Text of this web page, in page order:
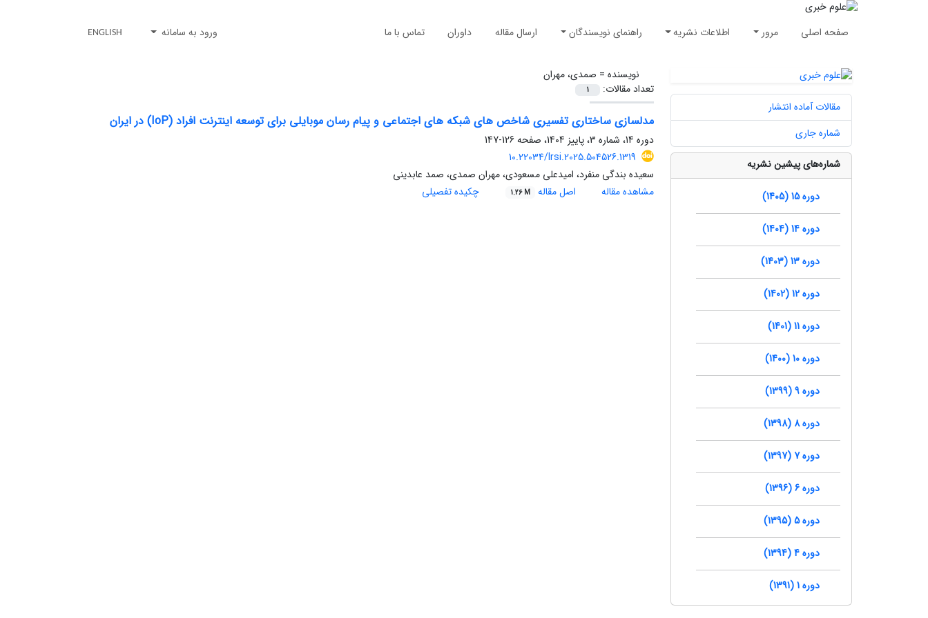
صفحه اصلی مرور اطلاعات نشریه راهنمای نویسندگان ارسال مقاله داوران تماس با ما ورود به سامانه ENGLISH
نویسنده = صمدی، مهران
تعداد مقالات:
1
مدلسازی ساختاری تفسیری شاخص های شبکه های اجتماعی و پیام رسان موبایلی برای توسعه اینترنت افراد (IoP) در ایران
دوره 14، شماره 3، پاییز 1404، صفحه
126-147
10.22034/lrsi.2025.504526.1319
سعیده بندگی منفرد، امیدعلی مسعودی، مهران صمدی، صمد عابدینی
مشاهده مقاله
اصل مقاله 1.26 M چکیده تفصیلی
مقالات آماده انتشار
شماره جاری
شماره‌های پیشین نشریه
دوره 15 (1405)
دوره 14 (1404)
دوره 13 (1403)
دوره 12 (1402)
دوره 11 (1401)
دوره 10 (1400)
دوره 9 (1399)
دوره 8 (1398)
دوره 7 (1397)
دوره 6 (1396)
دوره 5 (1395)
دوره 4 (1394)
دوره 1 (1391)